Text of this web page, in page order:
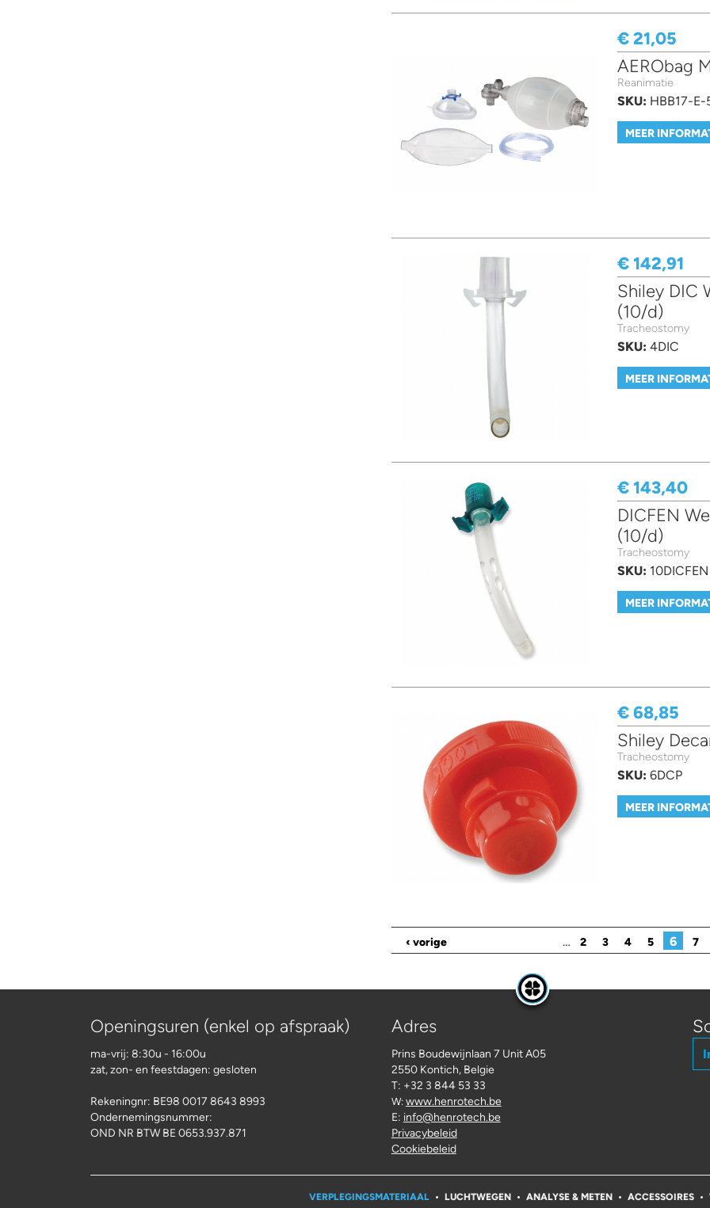
€ 21,05
AERObag
Reanimatie
SKU: HBB17-E-
MEER
€ 142,91
Shiley DIC
(10/d)
Tracheostomy
SKU: 4DIC
MEER
€ 143,40
DICFEN
(10/d)
Tracheostomy
SKU: 10DICFEN
MEER
€ 68,85
Shiley
Tracheostomy
SKU: 6DCP
MEER
Pagina's
‹ vorige … 2 3 4 5 6 7
Openingsuren (enkel op afspraak)
ma-vrij: 8:30u - 16:00u
zat, zon- en feestdagen: gesloten
Rekeningnr: BE98 0017 8643 8993
Ondernemingsnummer:
OND NR BTW BE 0653.937.871
Adres
Prins Boudewijnlaan 7 Unit A05
2550 Kontich, Belgie
T: +32 3 844 53 33
W: www.henrotech.be
E: info@henrotech.be
Privacybeleid
Cookiebeleid
VERPLEGINGSMATERIAAL LUCHTWEGEN ANALYSE & METEN ACCESSOIRES